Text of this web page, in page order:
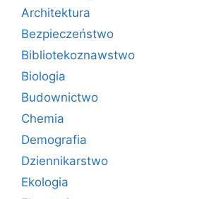
Architektura
Bezpieczeństwo
Bibliotekoznawstwo
Biologia
Budownictwo
Chemia
Demografia
Dziennikarstwo
Ekologia